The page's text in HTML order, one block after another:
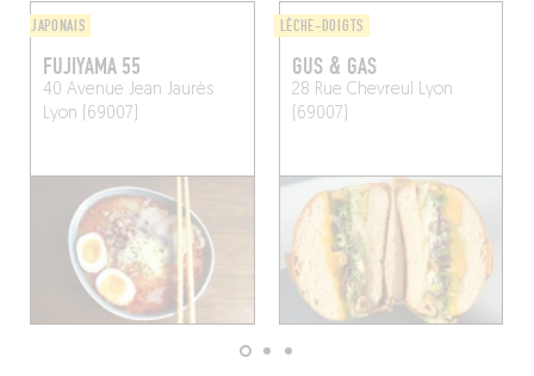
JAPONAIS
FUJIYAMA 55
40 Avenue Jean Jaurès
Lyon (69007)
LÈCHE-DOIGTS
GUS & GAS
28 Rue Chevreul Lyon
(69007)